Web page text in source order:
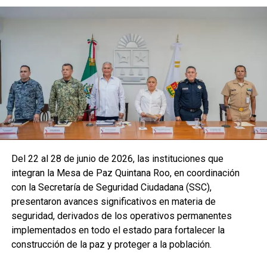
Del 22 al 28 de junio de 2026, las instituciones que
integran la Mesa de Paz Quintana Roo, en coordinación
con la Secretaría de Seguridad Ciudadana (SSC),
presentaron avances significativos en materia de
seguridad, derivados de los operativos permanentes
implementados en todo el estado para fortalecer la
construcción de la paz y proteger a la población.